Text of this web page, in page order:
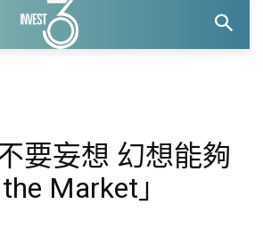
要妄想 幻想能夠
Market」